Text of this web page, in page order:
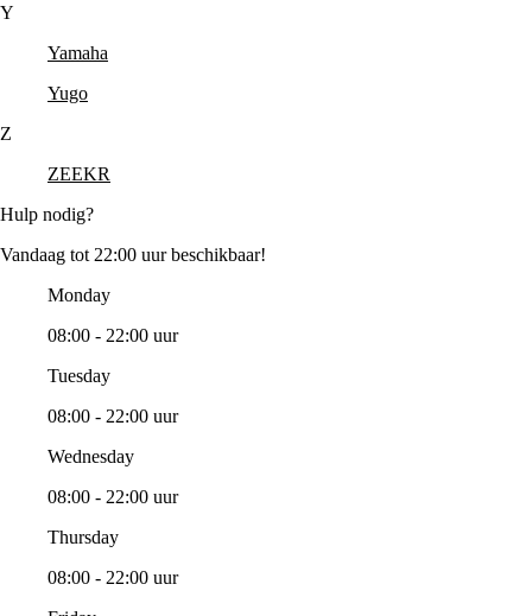
Y
Yamaha
Yugo
Z
ZEEKR
Hulp nodig?
Vandaag tot 22:00 uur beschikbaar!
Monday
08:00 - 22:00 uur
Tuesday
08:00 - 22:00 uur
Wednesday
08:00 - 22:00 uur
Thursday
08:00 - 22:00 uur